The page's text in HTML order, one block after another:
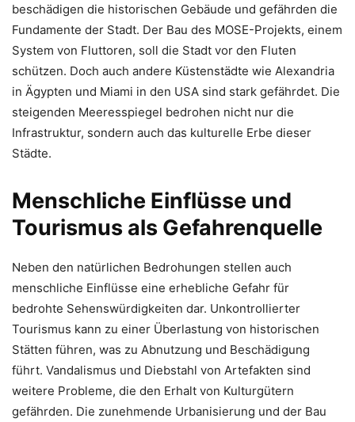
beschädigen die historischen Gebäude und gefährden die
Fundamente der Stadt. Der Bau des MOSE-Projekts, einem
System von Fluttoren, soll die Stadt vor den Fluten
schützen. Doch auch andere Küstenstädte wie Alexandria
in Ägypten und Miami in den USA sind stark gefährdet. Die
steigenden Meeresspiegel bedrohen nicht nur die
Infrastruktur, sondern auch das kulturelle Erbe dieser
Städte.
Menschliche Einflüsse und
Tourismus als Gefahrenquelle
Neben den natürlichen Bedrohungen stellen auch
menschliche Einflüsse eine erhebliche Gefahr für
bedrohte Sehenswürdigkeiten dar. Unkontrollierter
Tourismus kann zu einer Überlastung von historischen
Stätten führen, was zu Abnutzung und Beschädigung
führt. Vandalismus und Diebstahl von Artefakten sind
weitere Probleme, die den Erhalt von Kulturgütern
gefährden. Die zunehmende Urbanisierung und der Bau